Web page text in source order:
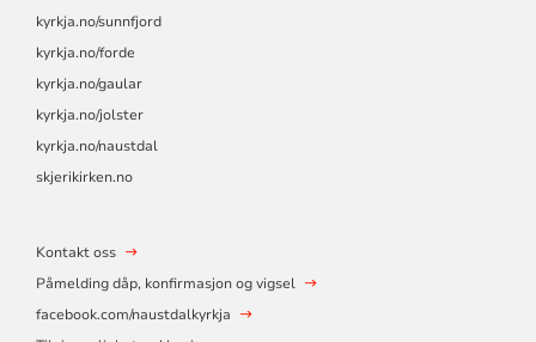
kyrkja.no/sunnfjord
kyrkja.no/forde
kyrkja.no/gaular
kyrkja.no/jolster
kyrkja.no/naustdal
skjerikirken.no
Kontakt oss
Påmelding dåp, konfirmasjon og vigsel
facebook.com/naustdalkyrkja